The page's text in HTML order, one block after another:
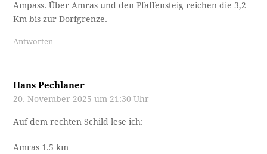
Ampass. Über Amras und den Pfaffensteig reichen die 3,2
Km bis zur Dorfgrenze.
Antworten
Hans Pechlaner
20. November 2025 um 21:30 Uhr
Auf dem rechten Schild lese ich:
Amras 1.5 km